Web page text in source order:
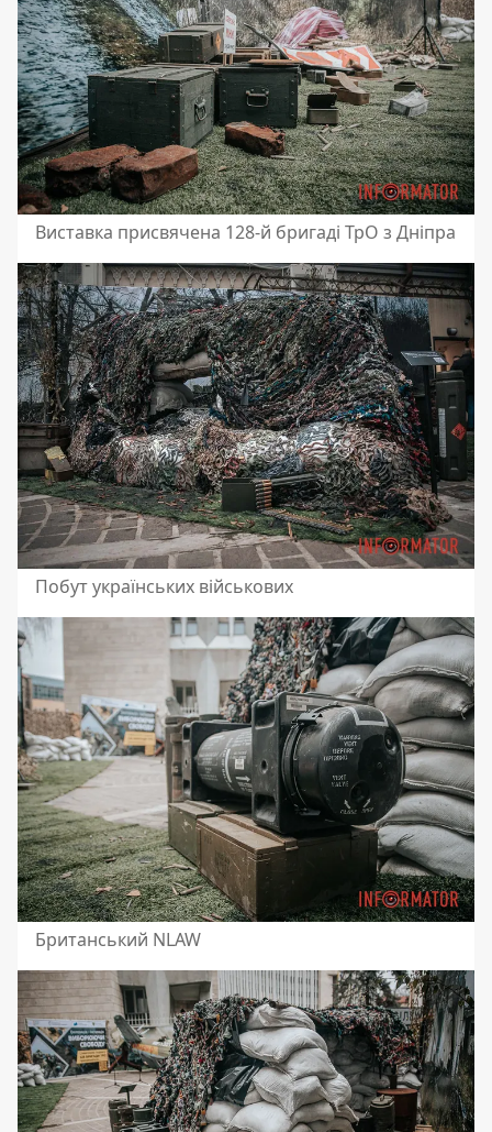
Виставка присвячена 128-й бригаді ТрО з Дніпра
Побут українських військових
Британський NLAW